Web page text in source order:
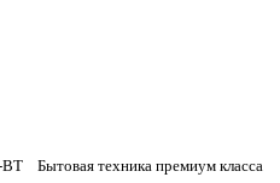
Бытовая техника премиум класса